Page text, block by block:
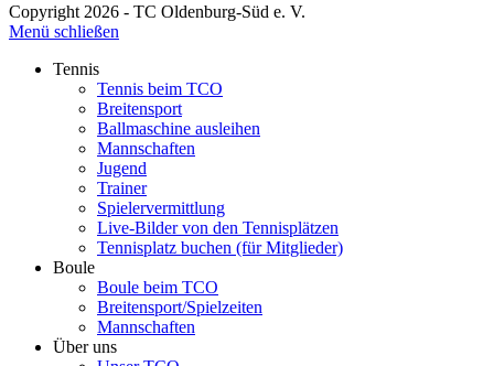
Copyright 2026 - TC Oldenburg-Süd e. V.
Menü schließen
Tennis
Tennis beim TCO
Breitensport
Ballmaschine ausleihen
Mannschaften
Jugend
Trainer
Spielervermittlung
Live-Bilder von den Tennisplätzen
Tennisplatz buchen (für Mitglieder)
Boule
Boule beim TCO
Breitensport/Spielzeiten
Mannschaften
Über uns